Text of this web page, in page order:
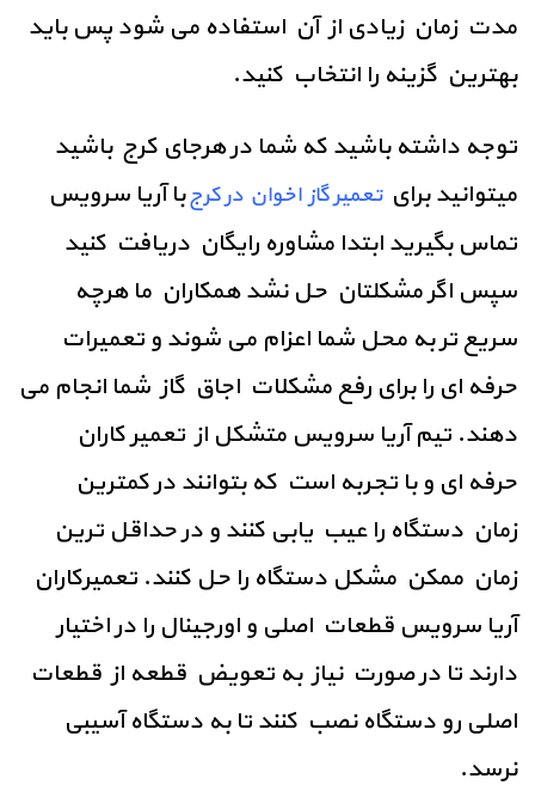
مدت زمان زیادی از آن استفاده می شود پس باید
بهترین گزینه را انتخاب کنید.
توجه داشته باشید که شما در هرجای کرج باشید
میتوانید برای تعمیر گاز اخوان در کرجبا آریا سرویس
تماس بگیرید ابتدا مشاوره رایگان دریافت کنید
سپس اگر مشکلتان حل نشد همکاران ما هرچه
سریع تر به محل شما اعزام می شوند و تعمیرات
حرفه ای را برای رفع مشکلات اجاق گاز شما انجام می
دهند. تیم آریا سرویس متشکل از تعمیر کاران
حرفه ای و با تجربه است که بتوانند در کمترین
زمان دستگاه را عیب یابی کنند و در حداقل ترین
زمان ممکن مشکل دستگاه را حل کنند. تعمیرکاران
آریا سرویس قطعات اصلی و اورجینال را در اختیار
دارند تا در صورت نیاز به تعویض قطعه از قطعات
اصلی رو دستگاه نصب کنند تا به دستگاه آسیبی
نرسد.